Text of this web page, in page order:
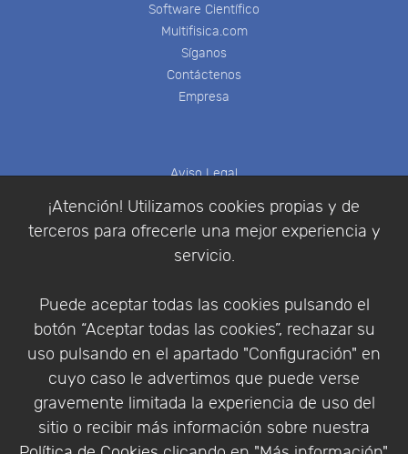
¡Atención! Utilizamos cookies propias y de
terceros para ofrecerle una mejor experiencia y
servicio.
Puede aceptar todas las cookies pulsando el
botón “Aceptar todas las cookies”, rechazar su
uso pulsando en el apartado "Configuración" en
cuyo caso le advertimos que puede verse
gravemente limitada la experiencia de uso del
sitio o recibir más información sobre nuestra
Software Científico
Multifisica.com
Síganos
Contáctenos
Empresa
Aviso Legal
Política de Privacidad
Condiciones de compra
Identificarse
Empresa|Aviso Legal| Política de Privacidad |
Política de Cookies
© Copyright 1994 - 2026. Addlink Software